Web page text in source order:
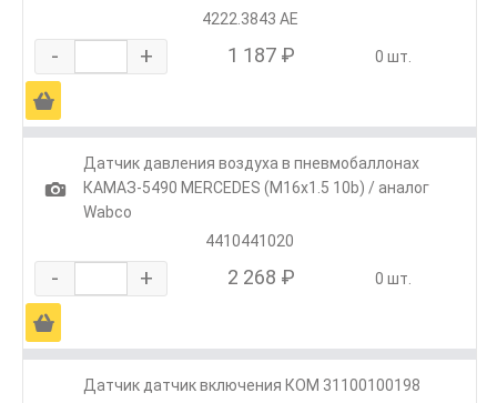
4222.3843 АЕ
- + 1 187 ₽ 0 шт.
Ä
1
Датчик давления воздуха в пневмобаллонах
КАМАЗ-5490 MERCEDES (M16х1.5 10b) / аналог
Wabco
4410441020
- + 2 268 ₽ 0 шт.
Ä
Датчик датчик включения КОМ 31100100198